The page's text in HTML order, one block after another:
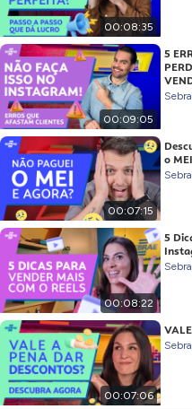
00:08:35
00:09:05
5
00:07:15
o
00:08:22
5
00:07:06